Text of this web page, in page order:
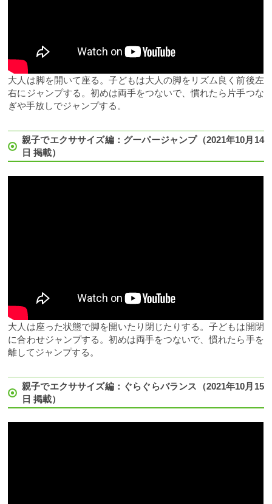
大人は脚を開いて座る。子どもは大人の脚をリズム良く前後左
右にジャンプする。初めは両手をつないで、慣れたら片手つな
ぎや手放しでジャンプする。
親子でエクササイズ編：グーパージャンプ（2021年10月14
日 掲載）
大人は座った状態で脚を開いたり閉じたりする。子どもは開閉
に合わせジャンプする。初めは両手をつないで、慣れたら手を
離してジャンプする。
親子でエクササイズ編：ぐらぐらバランス（2021年10月15
日 掲載）